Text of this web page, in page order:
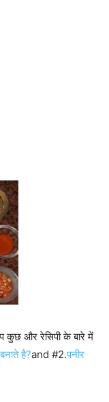
कुछ और रेसिपी के बारे में
है?and #2.पनीर